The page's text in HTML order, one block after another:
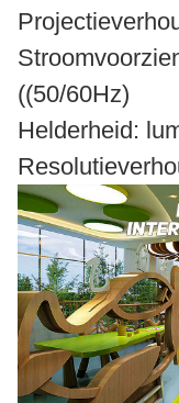
((50/60Hz)
Helderheid: